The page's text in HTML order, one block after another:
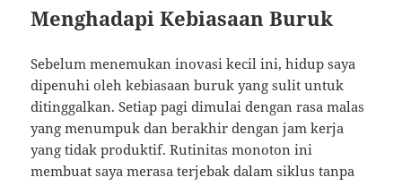
Menghadapi Kebiasaan Buruk
Sebelum menemukan inovasi kecil ini, hidup saya
dipenuhi oleh kebiasaan buruk yang sulit untuk
ditinggalkan. Setiap pagi dimulai dengan rasa malas
yang menumpuk dan berakhir dengan jam kerja
yang tidak produktif. Rutinitas monoton ini
membuat saya merasa terjebak dalam siklus tanpa